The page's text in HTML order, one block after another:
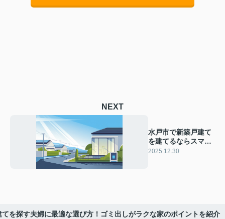
NEXT
水戸市で新築戸建て
を建てるならスマー
トホーム導入費の目
2025.12.30
を探す夫婦に最適な選び方！ゴミ出しがラクな家のポイントを紹介